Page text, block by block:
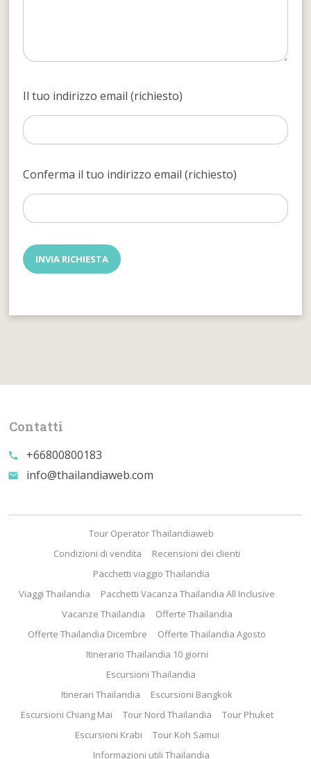
Il tuo indirizzo email (richiesto)
Conferma il tuo indirizzo email (richiesto)
Contatti
call +66800800183
email info@thailandiaweb.com
Tour Operator Thailandiaweb
Condizioni di vendita
Recensioni dei clienti
Pacchetti viaggio Thailandia
Viaggi Thailandia
Pacchetti Vacanza Thailandia All Inclusive
Vacanze Thailandia
Offerte Thailandia
Offerte Thailandia Dicembre
Offerte Thailandia Agosto
Itinerario Thailandia 10 giorni
Escursioni Thailandia
Itinerari Thailandia
Escursioni Bangkok
Escursioni Chiang Mai
Tour Nord Thailandia
Tour Phuket
Escursioni Krabi
Tour Koh Samui
Informazioni utili Thailandia